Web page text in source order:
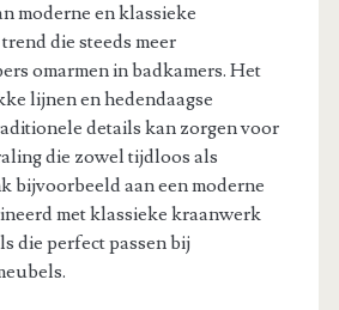
moderne en klassieke
die steeds meer
omarmen in badkamers. Het
lijnen en hedendaagse
details kan zorgen voor
die zowel tijdloos als
bijvoorbeeld aan een moderne
met klassieke kraanwerk
die perfect passen bij